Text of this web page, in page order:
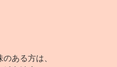
ある方は、